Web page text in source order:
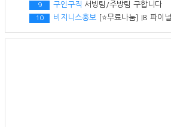
9 구인구직 서빙팀/주방팀 구합니다
10 비지니스홍보 [⭐무료나눔] IB 파이널, 시